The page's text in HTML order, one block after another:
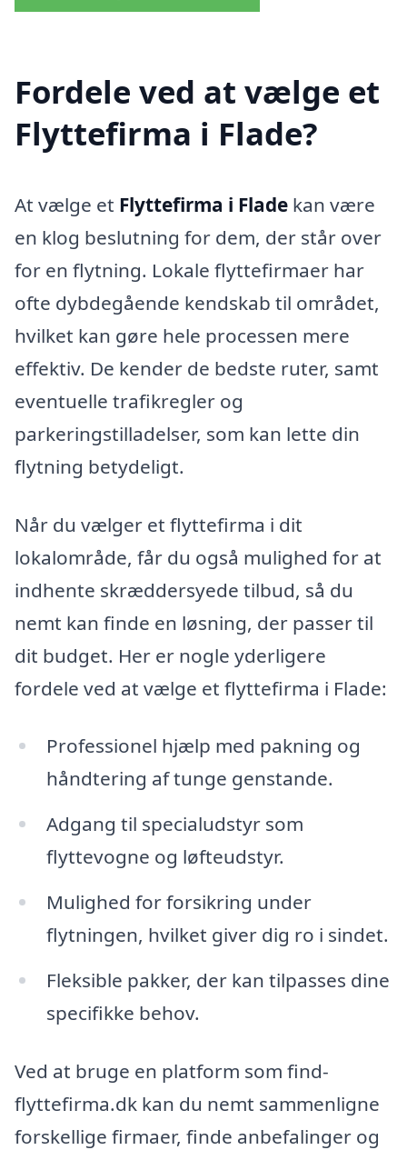
Fordele ved at vælge et
Flyttefirma i Flade?
At vælge et Flyttefirma i Flade kan være
en klog beslutning for dem, der står over
for en flytning. Lokale flyttefirmaer har
ofte dybdegående kendskab til området,
hvilket kan gøre hele processen mere
effektiv. De kender de bedste ruter, samt
eventuelle trafikregler og
parkeringstilladelser, som kan lette din
flytning betydeligt.
Når du vælger et flyttefirma i dit
lokalområde, får du også mulighed for at
indhente skræddersyede tilbud, så du
nemt kan finde en løsning, der passer til
dit budget. Her er nogle yderligere
fordele ved at vælge et flyttefirma i Flade:
Professionel hjælp med pakning og
håndtering af tunge genstande.
Adgang til specialudstyr som
flyttevogne og løfteudstyr.
Mulighed for forsikring under
flytningen, hvilket giver dig ro i sindet.
Fleksible pakker, der kan tilpasses dine
specifikke behov.
Ved at bruge en platform som find-
flyttefirma.dk kan du nemt sammenligne
forskellige firmaer, finde anbefalinger og